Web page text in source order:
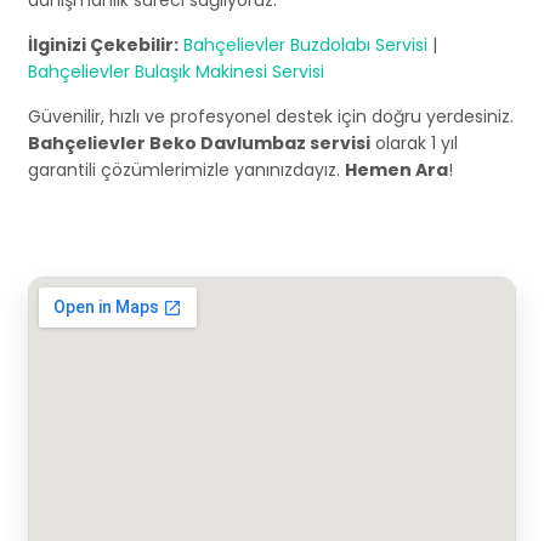
İlginizi Çekebilir: Bahçelievler Buzdolabı Servisi |
Bahçelievler Bulaşık Makinesi Servisi
Güvenilir, hızlı ve profesyonel destek için doğru yerdesiniz.
Bahçelievler Beko Davlumbaz servisi olarak 1 yıl
garantili çözümlerimizle yanınızdayız. Hemen Ara!